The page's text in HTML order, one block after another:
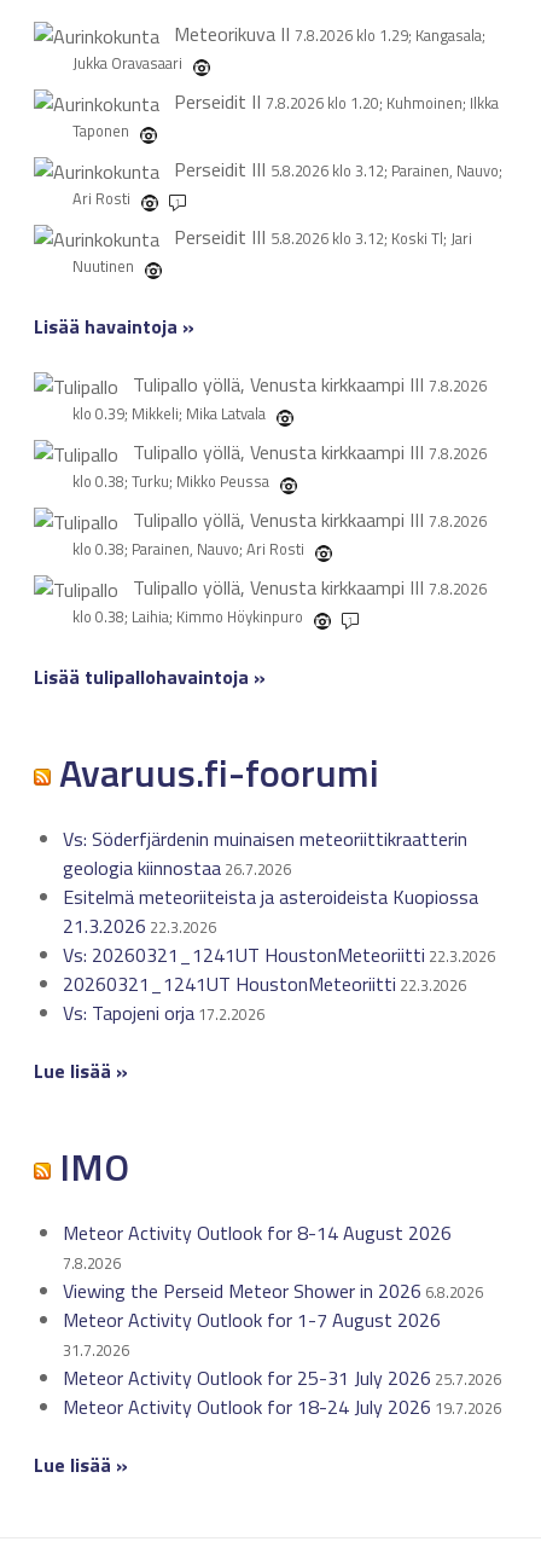
Meteorikuva II 7.8.2026 klo 1.29; Kangasala;
Jukka Oravasaari
Perseidit II 7.8.2026 klo 1.20; Kuhmoinen; Ilkka
Taponen
Perseidit III 5.8.2026 klo 3.12; Parainen, Nauvo;
Ari Rosti 1
Perseidit III 5.8.2026 klo 3.12; Koski Tl; Jari
Nuutinen
Lisää havaintoja »
Tulipallo yöllä, Venusta kirkkaampi III 7.8.2026
klo 0.39; Mikkeli; Mika Latvala
Tulipallo yöllä, Venusta kirkkaampi III 7.8.2026
klo 0.38; Turku; Mikko Peussa
Tulipallo yöllä, Venusta kirkkaampi III 7.8.2026
klo 0.38; Parainen, Nauvo; Ari Rosti
Tulipallo yöllä, Venusta kirkkaampi III 7.8.2026
klo 0.38; Laihia; Kimmo Höykinpuro 1
Lisää tulipallohavaintoja »
Avaruus.fi-foorumi
Vs: Söderfjärdenin muinaisen meteoriittikraatterin
geologia kiinnostaa 26.7.2026
Esitelmä meteoriiteista ja asteroideista Kuopiossa
21.3.2026 22.3.2026
Vs: 20260321_1241UT HoustonMeteoriitti 22.3.2026
20260321_1241UT HoustonMeteoriitti 22.3.2026
Vs: Tapojeni orja 17.2.2026
Lue lisää »
IMO
Meteor Activity Outlook for 8-14 August 2026
7.8.2026
Viewing the Perseid Meteor Shower in 2026 6.8.2026
Meteor Activity Outlook for 1-7 August 2026
31.7.2026
Meteor Activity Outlook for 25-31 July 2026 25.7.2026
Meteor Activity Outlook for 18-24 July 2026 19.7.2026
Lue lisää »